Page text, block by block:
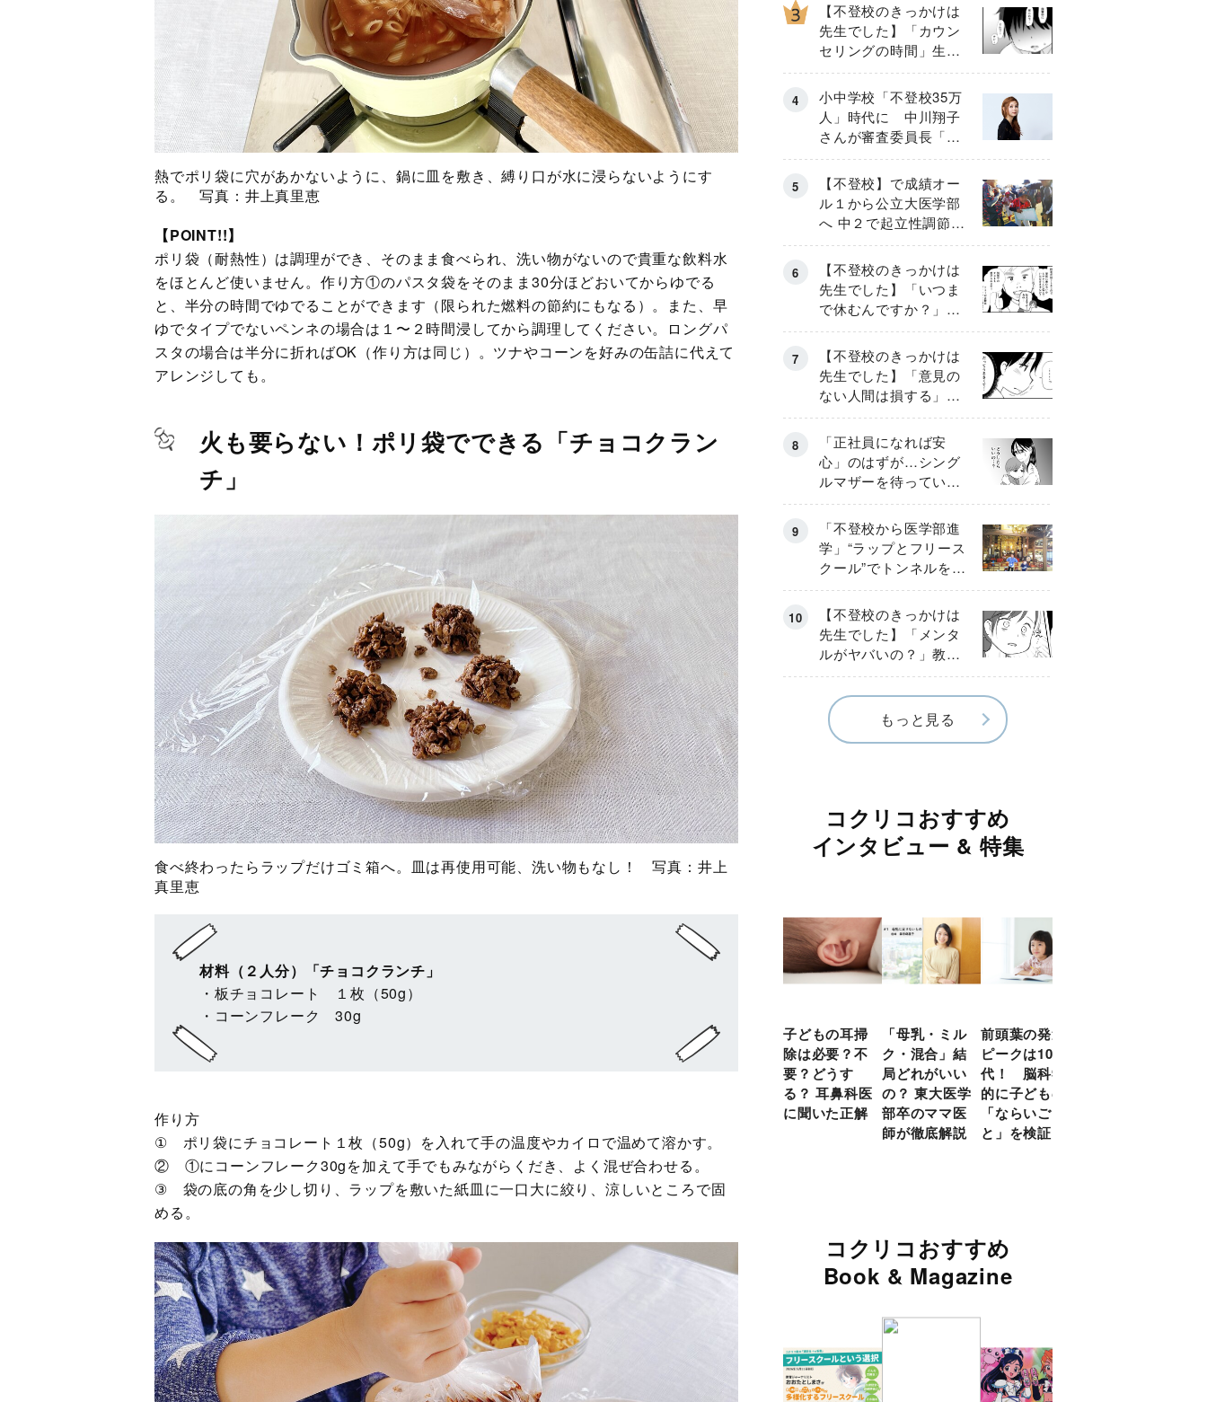
熱でポリ袋に穴があかないように、鍋に皿を敷き、縛り口が水に浸らないようにす
る。 写真：井上真里恵
【POINT!!】
ポリ袋（耐熱性）は調理ができ、そのまま食べられ、洗い物がないので貴重な飲料水
をほとんど使いません。作り方①のパスタ袋をそのまま30分ほどおいてからゆでる
と、半分の時間でゆでることができます（限られた燃料の節約にもなる）。また、早
ゆでタイプでないペンネの場合は１〜２時間浸してから調理してください。ロングパ
スタの場合は半分に折ればOK（作り方は同じ）。ツナやコーンを好みの缶詰に代えて
アレンジしても。
火も要らない！ポリ袋でできる「チョコクラン
チ」
食べ終わったらラップだけゴミ箱へ。皿は再使用可能、洗い物もなし！ 写真：井上
真里恵
材料（２人分）「チョコクランチ」
・板チョコレート １枚（50g）
・コーンフレーク 30g
作り方
① ポリ袋にチョコレート１枚（50g）を入れて手の温度やカイロで温めて溶かす。
② ①にコーンフレーク30gを加えて手でもみながらくだき、よく混ぜ合わせる。
③ 袋の底の角を少し切り、ラップを敷いた紙皿に一口大に絞り、涼しいところで固
める。
【不登校のきっかけは
先生でした】「カウン
セリングの時間」生徒
の情報をバラしたの
は…《第２話》
小中学校「不登校35万
人」時代に 中川翔子
さんが審査委員長「不
登校生動画甲子園
2026」が開催
【不登校】で成績オー
ル１から公立大医学部
へ 中２で起立性調節障
害「治るまで３年」の
診断 そのとき母は
【不登校のきっかけは
先生でした】「いつま
で休むんですか？」追
い詰められる母と息子
《第６話》
【不登校のきっかけは
先生でした】「意見の
ない人間は損する」担
任の一言が苦しみに…
《第１話》
「正社員になれば安
心」のはずが…シング
ルマザーを待ってい
た“魔の２年間”【前編】
「不登校から医学部進
学」“ラップとフリース
クール”でトンネルを脱
して高校受験へ〔元野
球少年の実話〕
【不登校のきっかけは
先生でした】「メンタ
ルがヤバいの？」教室
で始まった悪ふざけ
《第３話》
もっと見る
コクリコおすすめ
インタビュー & 特集
子どもの耳掃
除は必要？不
要？どうす
る？ 耳鼻科医
に聞いた正解
「母乳・ミル
ク・混合」結
局どれがいい
の？ 東大医学
部卒のママ医
師が徹底解説
前頭葉の発達
ピークは10
代！ 脳科学
的に子どもの
「ならいご
と」を検証
コクリコおすすめ
Book & Magazine